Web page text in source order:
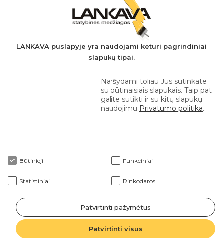
A.s.: LT037044060001923651
AB SEB bankas
+370 610 42 222
Apie mus
Klientams
2026 © Lankava visos teisės saugomos
Sprendimas:
LANKAVA puslapyje yra naudojami keturi pagrindiniai
slapukų tipai.
Naršydami toliau Jūs sutinkate
su būtinaisiais slapukais. Taip pat
galite sutikti ir su kitų slapukų
naudojimu Privatumo politika.
Būtinieji Funkciniai
Statistiniai Rinkodaros
Patvirtinti pažymėtus
Patvirtinti visus